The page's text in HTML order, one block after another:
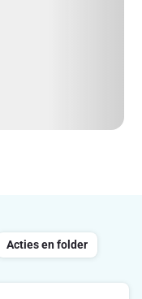
Acties en folder